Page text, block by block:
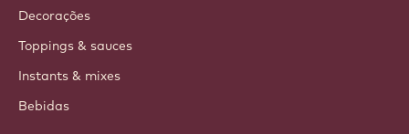
Decorações
Toppings & sauces
Instants & mixes
Bebidas